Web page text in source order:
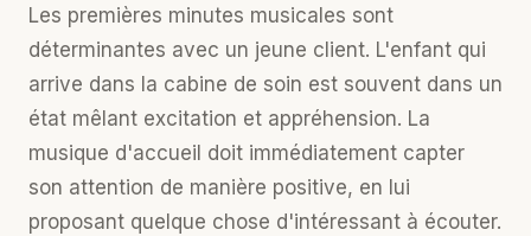
Les premières minutes musicales sont
déterminantes avec un jeune client. L'enfant qui
arrive dans la cabine de soin est souvent dans un
état mêlant excitation et appréhension. La
musique d'accueil doit immédiatement capter
son attention de manière positive, en lui
proposant quelque chose d'intéressant à écouter.